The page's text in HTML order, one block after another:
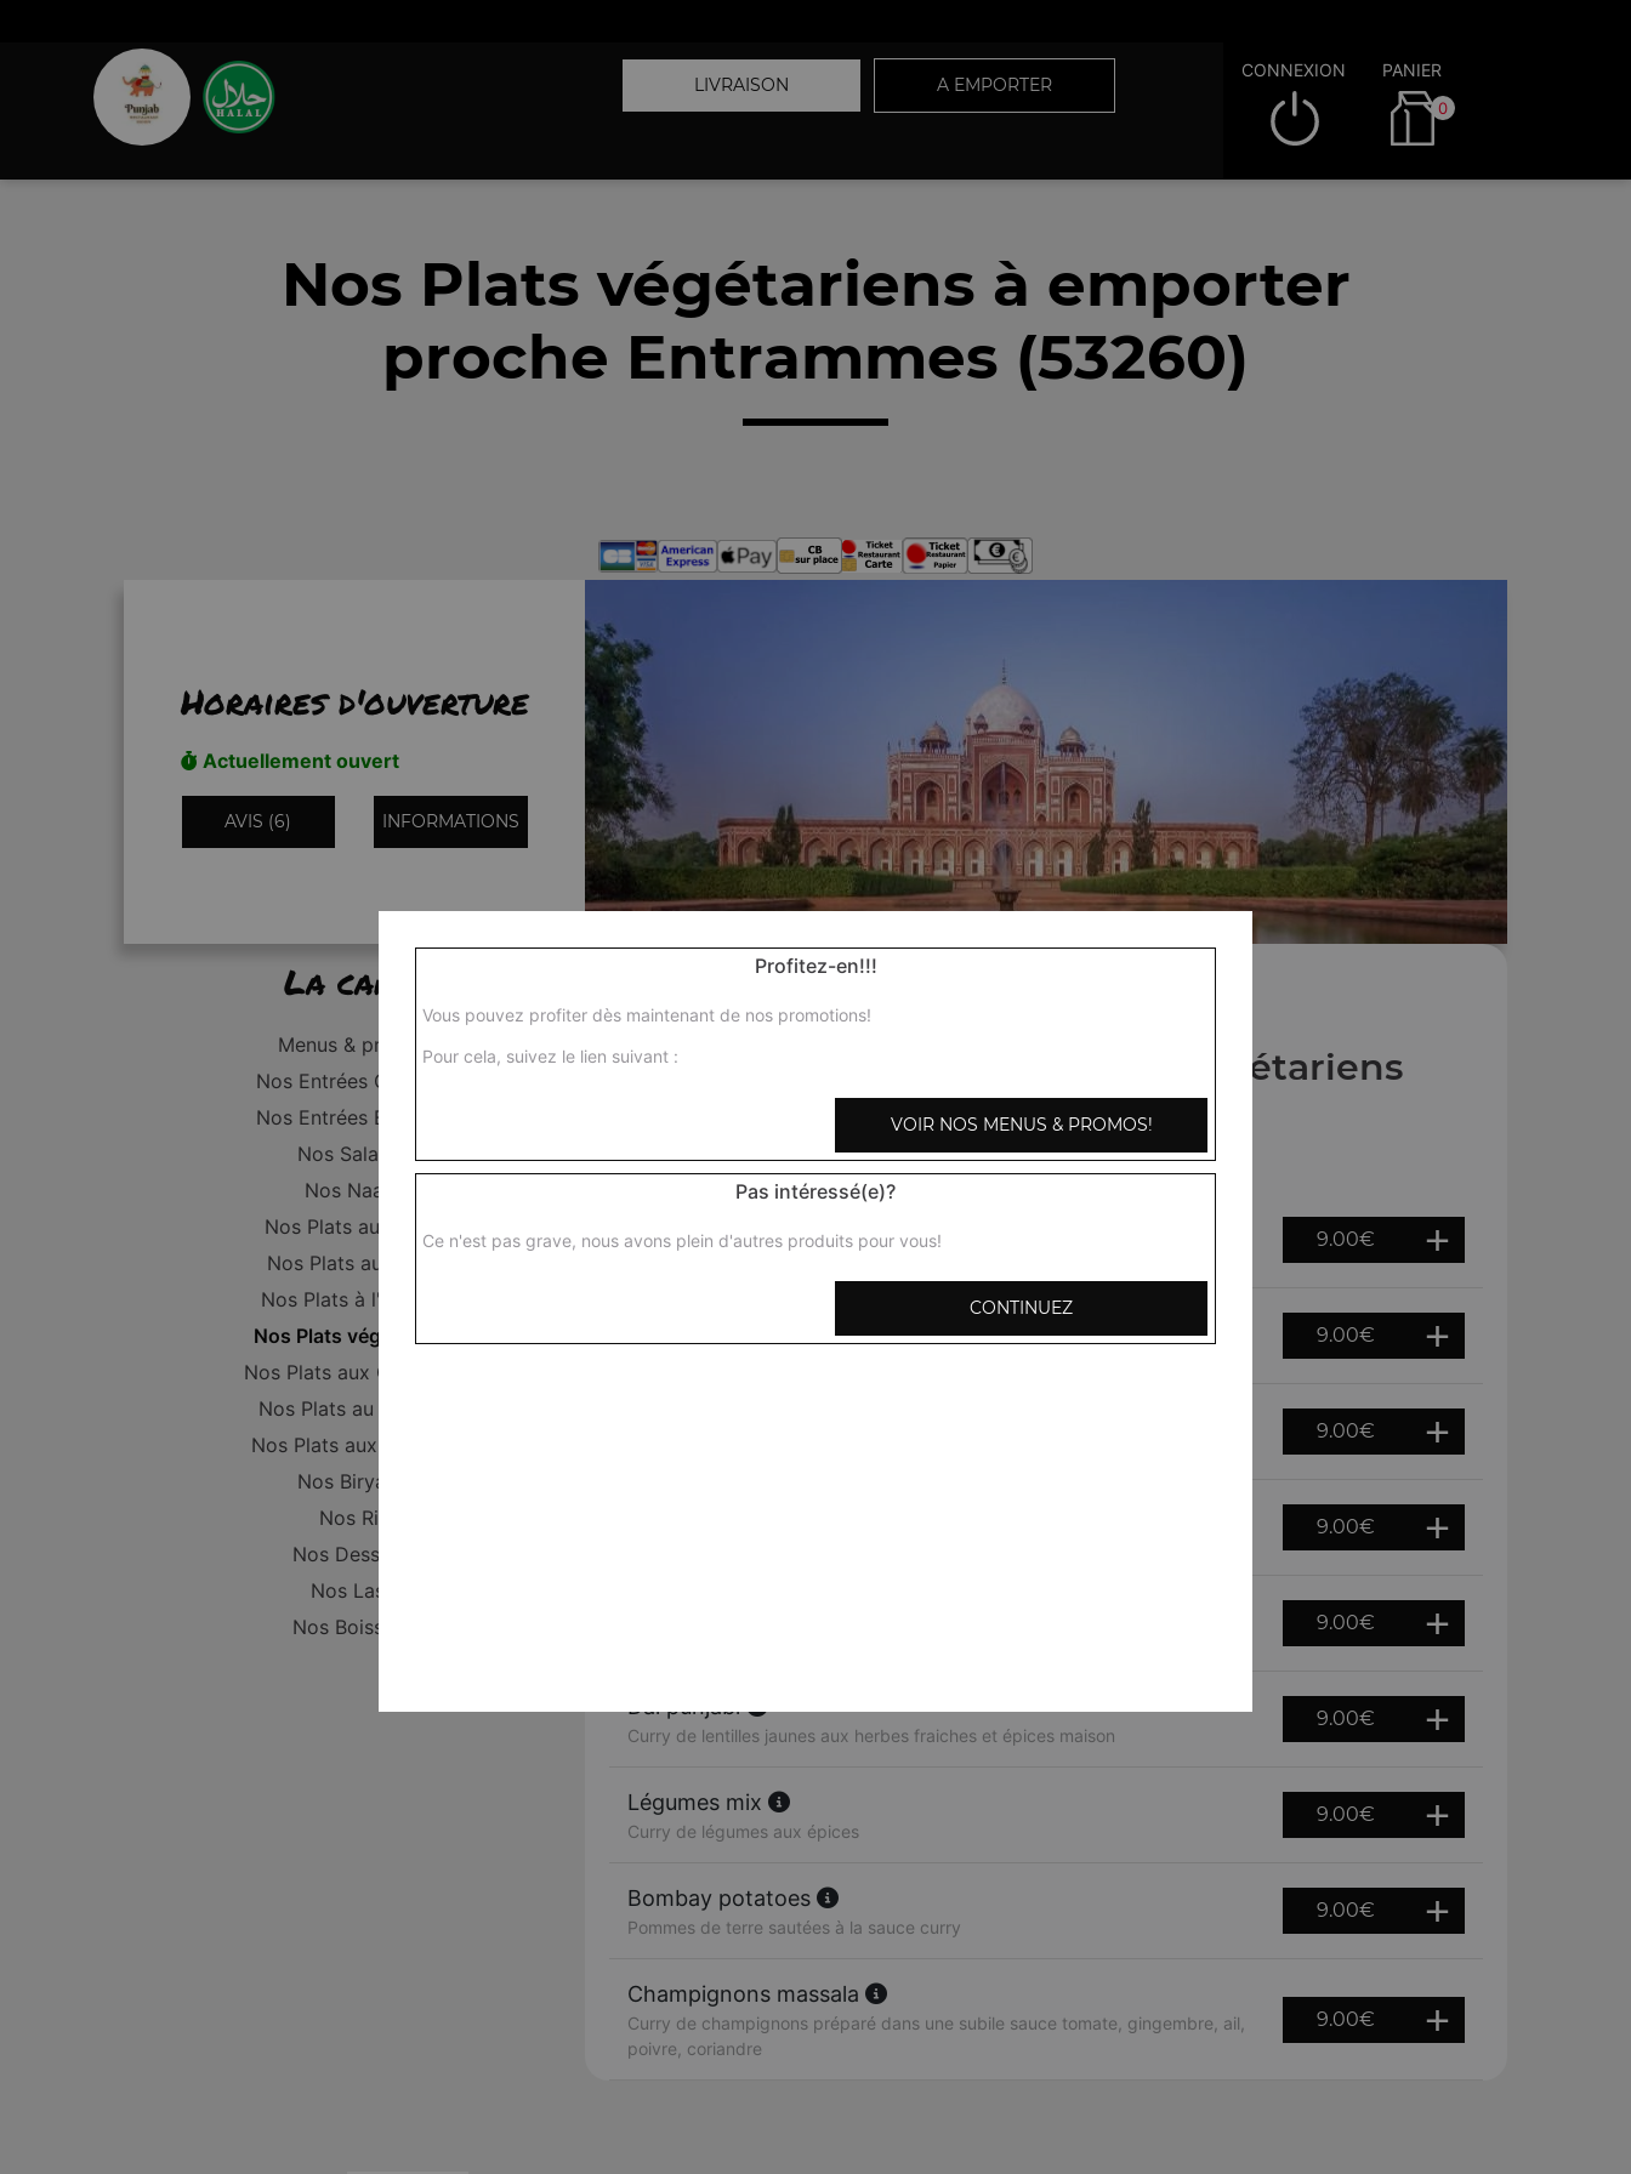
LIVRAISON A EMPORTER
CONNEXION PANIER
0
Nos Plats végétariens à emporter
proche Entrammes (53260)
Horaires d'ouverture
Actuellement ouvert
AVIS (6) INFORMATIONS
La carte
Menus & promos
Nos Entrées Grillades
Nos Entrées Beignets
Nos Salades
Nos Naans
Nos Plats au Poulet
Nos Plats au Boeuf
Nos Plats à l'Agneau
Nos Plats végétariens
Nos Plats aux Crevettes
Nos Plats au Poisson
Nos Plats aux Gambas
Nos Biryanis
Nos Riz
Nos Desserts
Nos Lassi
Nos Boissons
Nos Plats végétariens
Légumes préparés avec des amandes, noix de cajou, crème fraiche, épices
9.00€
9.00€
9.00€
9.00€
9.00€
Dal punjabi
Curry de lentilles jaunes aux herbes fraiches et épices maison
9.00€
Légumes mix
Curry de légumes aux épices
9.00€
Bombay potatoes
Pommes de terre sautées à la sauce curry
9.00€
Champignons massala
Curry de champignons préparé dans une subile sauce tomate, gingembre, ail,
poivre, coriandre
9.00€
Profitez-en!!!
Vous pouvez profiter dès maintenant de nos promotions!
Pour cela, suivez le lien suivant :
VOIR NOS MENUS & PROMOS!
Pas intéressé(e)?
Ce n'est pas grave, nous avons plein d'autres produits pour vous!
CONTINUEZ